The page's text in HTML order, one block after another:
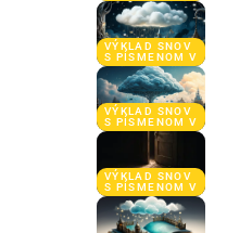
VÝKLAD SNOV
S PÍSMENOM V
VÝKLAD SNOV
S PÍSMENOM V
VÝKLAD SNOV
S PÍSMENOM V